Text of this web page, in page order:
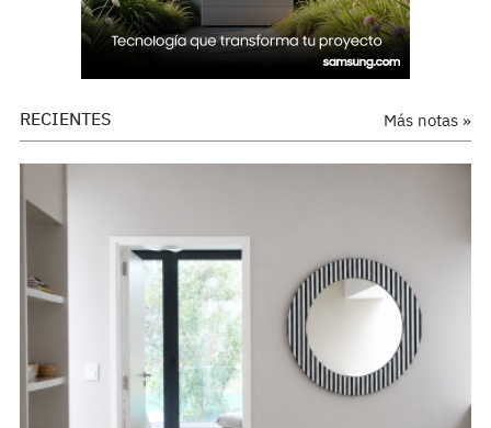
Más notas »
RECIENTES